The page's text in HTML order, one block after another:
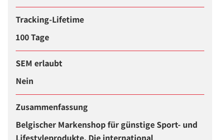
Tracking-Lifetime
100 Tage
SEM erlaubt
Nein
Zusammenfassung
Belgischer Markenshop für günstige Sport- und